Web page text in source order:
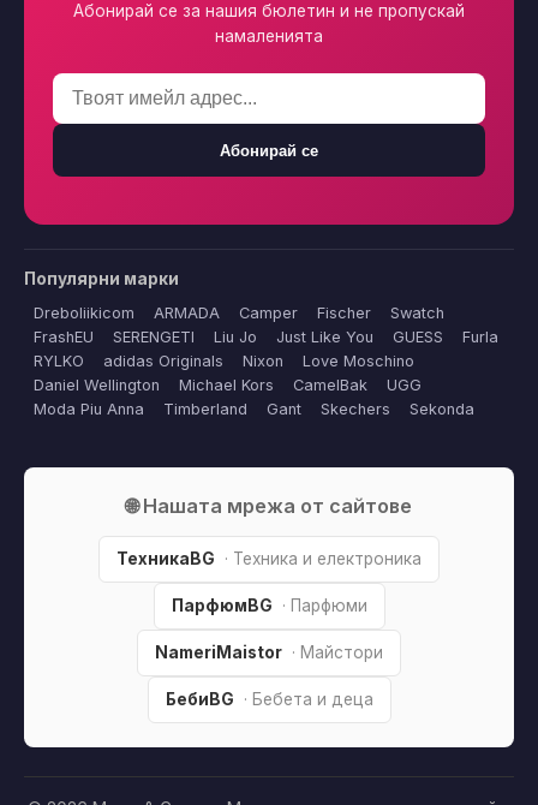
Абонирай се за нашия бюлетин и не пропускай
намаленията
Абонирай се
Популярни марки
Dreboliikicom ARMADA Camper Fischer
Swatch
FrashEU
SERENGETI Liu Jo Just Like You GUESS
Furla
RYLKO
adidas Originals Nixon
Love Moschino
Daniel Wellington
Michael Kors CamelBak
UGG
Moda Piu Anna
Timberland Gant Skechers Sekonda
🌐 Нашата мрежа от сайтове
ТехникаBG · Техника и електроника
ПарфюмBG · Парфюми
NameriMaistor · Майстори
БебиBG · Бебета и деца